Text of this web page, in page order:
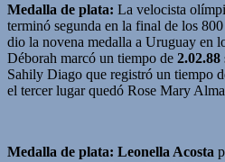
Medalla de plata: La velocista
terminó segunda en la final de los
dio la novena medalla a Uruguay en
Déborah marcó un tiempo de 2.02.88
Sahily Diago que registró un tiempo
el tercer lugar quedó Rose Mary
Medalla de plata: Leonella Acosta